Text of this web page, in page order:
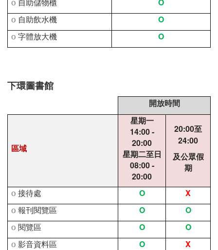
自助儲物櫃
o 自助飲水機 O
o 字體放大機 O
下環圖書館
開放時間
區域
星期一
14:00 -
20:00
星期二至日
08:00 -
20:00
20:00至
24:00
及公眾假
期
o 接待處 O X
o 報刊閱覽區 O O
o 閱覽區 O O
o 影音資料區 O X